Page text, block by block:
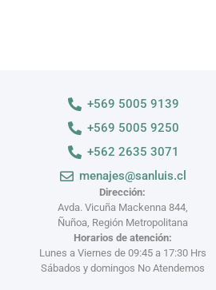
Dirección:
Avda. Vicuña Mackenna 844,
Ñuñoa, Región Metropolitana
Horarios de atención:
Lunes a Viernes de 09:45 a 17:30 Hrs
Sábados y domingos No Atendemos
+569 5005 9139
+569 5005 9250
+562 2635 3071
menajes@sanluis.cl